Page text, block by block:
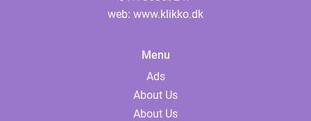
web: www.klikko.dk
Menu
Ads
About Us
About Us